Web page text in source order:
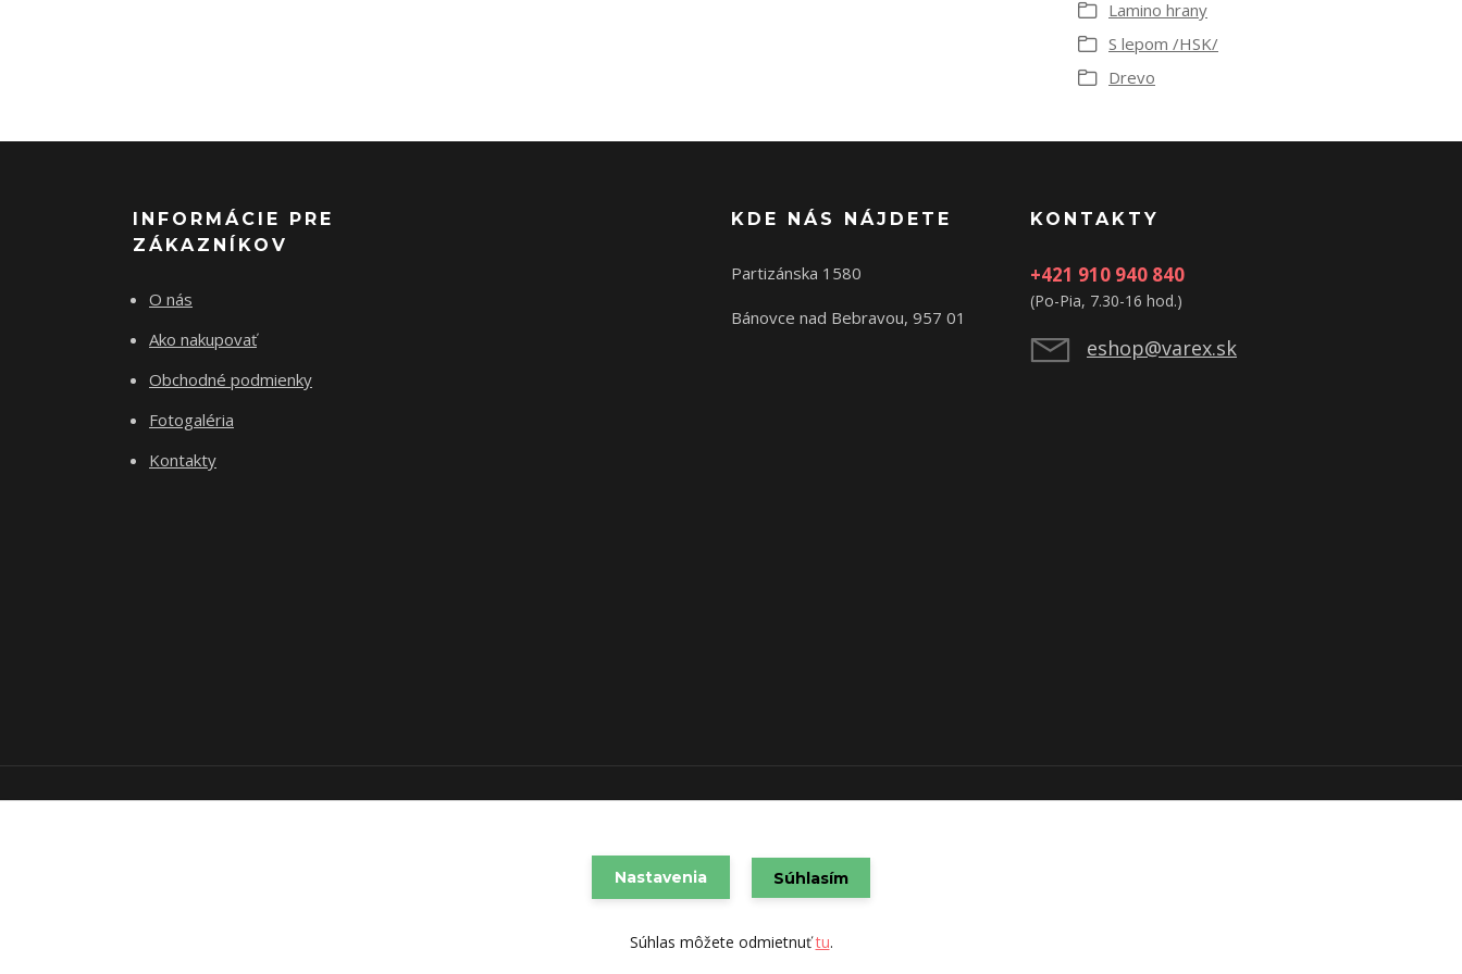
Lamino hrany
S lepom /HSK/
Drevo
INFORMÁCIE PRE
ZÁKAZNÍKOV
O nás
Ako nakupovať
Obchodné podmienky
Fotogaléria
Kontakty
KDE NÁS NÁJDETE
Partizánska 1580
Bánovce nad Bebravou, 957 01
KONTAKTY
+421 910 940 840
(Po-Pia, 7.30-16 hod.)
eshop@varex.sk
Vytvorené na
Eshop-rychlo.sk
Nastavenia Súhlasím
Súhlas môžete odmietnuťtu.